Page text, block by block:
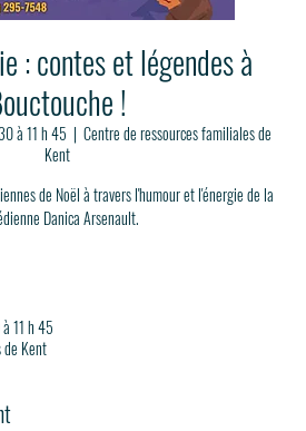
: contes et légendes à
!
à 11 h 45
  |
Centre de ressources familiales de
Kent
de Noël à travers l'humour et l'énergie de la
Danica Arsenault.
11 h 45
Kent